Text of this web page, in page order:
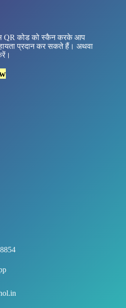
QR कोड को स्कैन करके आप
प्रदान कर सकते हैं। अथवा